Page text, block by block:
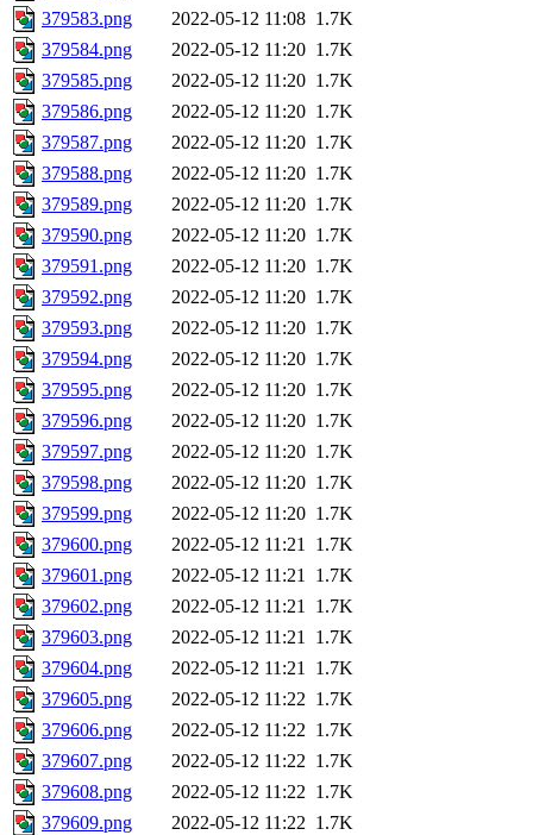
379583.png
2022-05-12 11:08 1.7K
379584.png
2022-05-12 11:20 1.7K
379585.png
2022-05-12 11:20 1.7K
379586.png
2022-05-12 11:20 1.7K
379587.png
2022-05-12 11:20 1.7K
379588.png
2022-05-12 11:20 1.7K
379589.png
2022-05-12 11:20 1.7K
379590.png
2022-05-12 11:20 1.7K
379591.png
2022-05-12 11:20 1.7K
379592.png
2022-05-12 11:20 1.7K
379593.png
2022-05-12 11:20 1.7K
379594.png
2022-05-12 11:20 1.7K
379595.png
2022-05-12 11:20 1.7K
379596.png
2022-05-12 11:20 1.7K
379597.png
2022-05-12 11:20 1.7K
379598.png
2022-05-12 11:20 1.7K
379599.png
2022-05-12 11:20 1.7K
379600.png
2022-05-12 11:21 1.7K
379601.png
2022-05-12 11:21 1.7K
379602.png
2022-05-12 11:21 1.7K
379603.png
2022-05-12 11:21 1.7K
379604.png
2022-05-12 11:21 1.7K
379605.png
2022-05-12 11:22 1.7K
379606.png
2022-05-12 11:22 1.7K
379607.png
2022-05-12 11:22 1.7K
379608.png
2022-05-12 11:22 1.7K
379609.png
2022-05-12 11:22 1.7K